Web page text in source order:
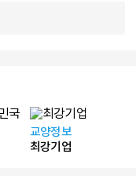
교양정보
최강기업